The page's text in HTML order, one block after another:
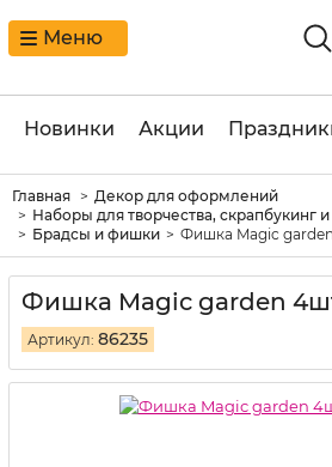
Меню
Новинки Акции
Главная
Декор для оформлений
Наборы для творчества, скрапбукинг
Брадсы и фишки
Фишка Magic
Фишка Magic garden
Артикул: 86235